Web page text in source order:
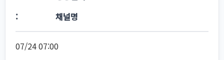
채널명
07/24 07:00